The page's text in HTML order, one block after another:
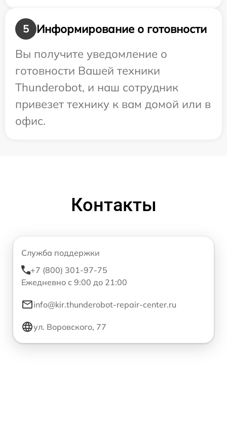
5
Информирование о готовности
Вы получите уведомление о
готовности Вашей техники
Thunderobot, и наш сотрудник
привезет технику к вам домой или в
офис.
Контакты
Служба поддержки
+7 (800) 301-97-75
Ежедневно с 9:00 до 21:00
info@kir.thunderobot-repair-center.ru
ул. Воровского, 77